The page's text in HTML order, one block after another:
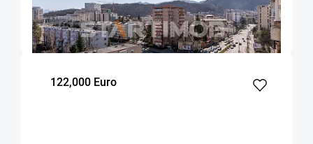
90
m²
2
dormitoare
7
Etaj
122,000 Euro